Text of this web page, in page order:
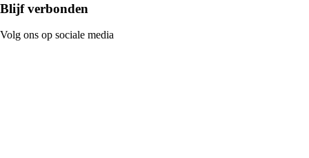
Blijf verbonden
Volg ons op sociale media